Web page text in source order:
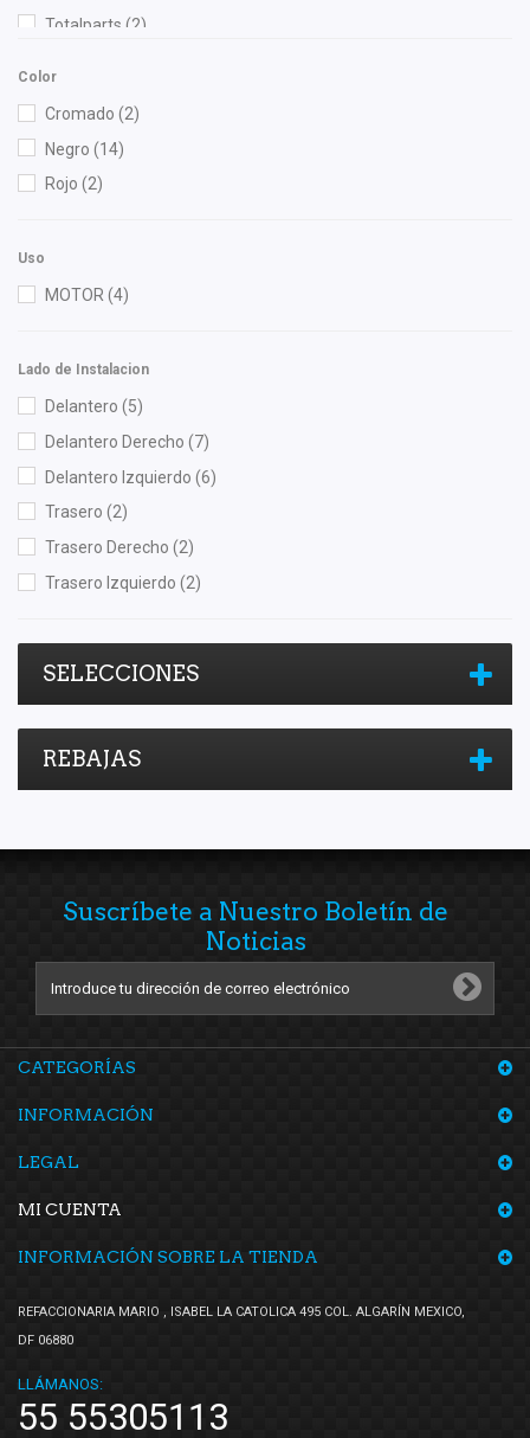
Totalparts (2)
Color
Cromado (2)
Negro (14)
Rojo (2)
Uso
MOTOR(4)
Lado de Instalacion
Delantero (5)
Delantero Derecho (7)
Delantero Izquierdo (6)
Trasero (2)
Trasero Derecho (2)
Trasero Izquierdo (2)
SELECCIONES
REBAJAS
Suscríbete a Nuestro Boletín de
Noticias
CATEGORÍAS
INFORMACIÓN
LEGAL
MI CUENTA
INFORMACIÓN SOBRE LA TIENDA
REFACCIONARIA MARIO , ISABEL LA CATOLICA 495 COL. ALGARÍN MEXICO,
DF 06880
LLÁMANOS:
55 55305113